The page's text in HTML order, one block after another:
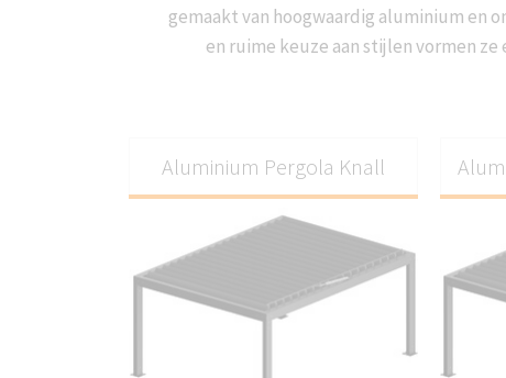
gemaakt van hoogwaardig aluminium en
en ruime keuze aan stijlen vormen
Aluminium Pergola Knall